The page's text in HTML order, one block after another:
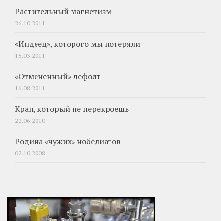
Растительный магнетизм
26.10.2011
«Индеец», которого мы потеряли
15.03.2011
«Отмененный» дефолт
16.08.2011
Кран, который не перекроешь
22.06.2010
Родина «чужих» нобелиатов
02.10.2008